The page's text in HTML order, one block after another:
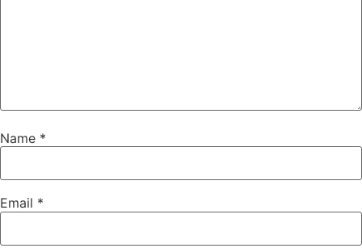
Name *
Email *